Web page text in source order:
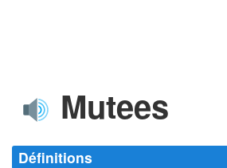
Mutees
Définitions